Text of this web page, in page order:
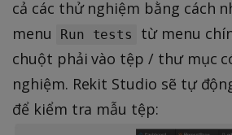
cả các thử nghiệm bằng cách
menu
Run tests
từ menu
chuột phải vào tệp / thư mục
nghiệm. Rekit Studio sẽ tự
để kiểm tra mẫu tệp: